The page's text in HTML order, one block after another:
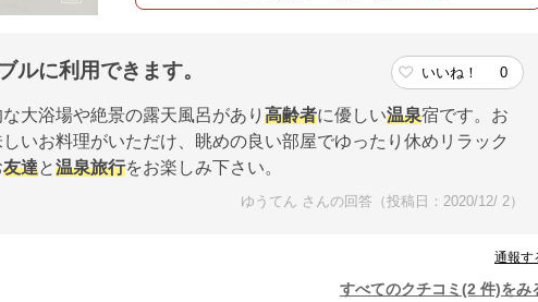
ルに利用できます。 いいね！ 0
大浴場や絶景の露天風呂があり 高齢者に優しい温泉宿です。お
いお料理がいただけ、眺めの良い部屋でゆったり休めリラック
友達と温泉旅行をお楽しみ下さい。
ゆうてん さんの回答（投稿日：2020/12/ 2）
通報す
すべてのクチコミ(2 件)をみ